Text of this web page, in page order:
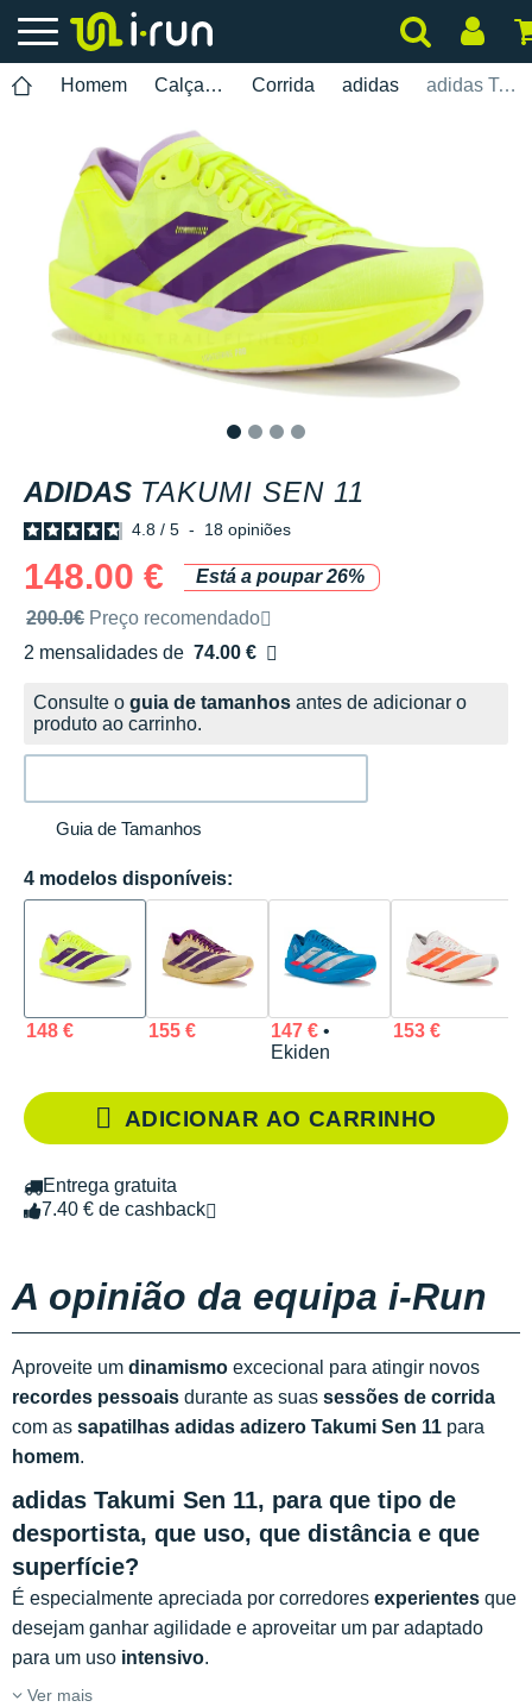
Homem Calçados Corrida adidas adidas Takumi Sen 11
ADIDAS TAKUMI SEN 11
4.8 / 5 - 18 opiniões
148.00 €
Está a poupar 26%
Preço de venda recomendado pela marca
200.0€ Preço recomendado
2 mensalidades de 74.00 €
sem custos
Consulte o guia de tamanhos antes de adicionar o
produto ao carrinho.
Guia de Tamanhos
4 modelos disponíveis:
148 € 155 € 147 €•
Ekiden
153 €
ADICIONAR AO CARRINHO
Entrega gratuita
7.40 € de cashback
A opinião da equipa i-Run
Aproveite um dinamismo excecional para atingir novos
recordes pessoais durante as suas sessões de corrida
com as sapatilhas adidas adizero Takumi Sen 11 para
homem.
adidas Takumi Sen 11, para que tipo de
desportista, que uso, que distância e que
superfície?
É especialmente apreciada por corredores experientes que
desejam ganhar agilidade e aproveitar um par adaptado
para um uso intensivo.
Ver mais